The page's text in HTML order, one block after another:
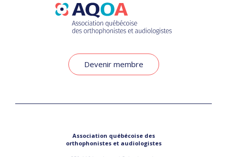
Devenir membre
Association québécoise des
orthophonistes et audiologistes